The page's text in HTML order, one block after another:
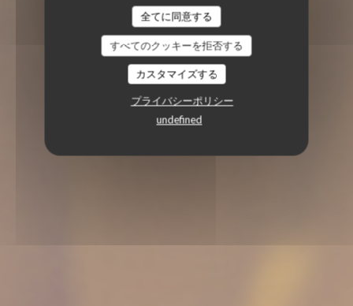
全てに同意する
すべてのクッキーを拒否する
カスタマイズする
プライバシーポリシー
undefined